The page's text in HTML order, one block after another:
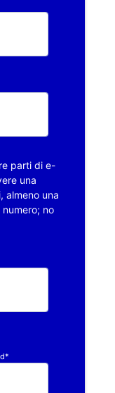
parti di e-
una
almeno una
numero; no